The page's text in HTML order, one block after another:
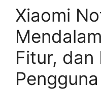
Xiaomi
Fitur, dan
Pengguna